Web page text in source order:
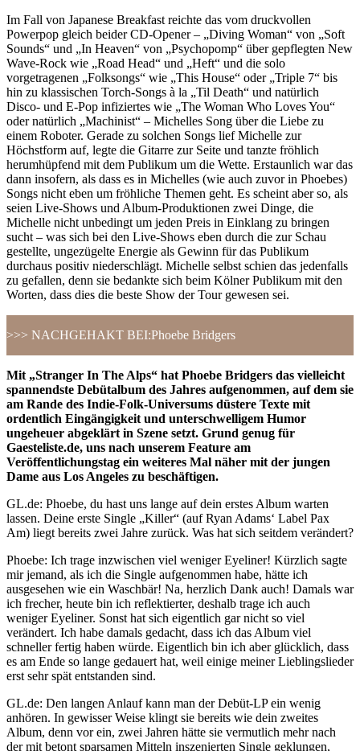
Im Fall von Japanese Breakfast reichte das vom druckvollen
Powerpop gleich beider CD-Opener – „Diving Woman“ von „Soft
Sounds“ und „In Heaven“ von „Psychopomp“ über gepflegten New
Wave-Rock wie „Road Head“ und „Heft“ und die solo
vorgetragenen „Folksongs“ wie „This House“ oder „Triple 7“ bis
hin zu klassischen Torch-Songs à la „Til Death“ und natürlich
Disco- und E-Pop infiziertes wie „The Woman Who Loves You“
oder natürlich „Machinist“ – Michelles Song über die Liebe zu
einem Roboter. Gerade zu solchen Songs lief Michelle zur
Höchstform auf, legte die Gitarre zur Seite und tanzte fröhlich
herumhüpfend mit dem Publikum um die Wette. Erstaunlich war das
dann insofern, als dass es in Michelles (wie auch zuvor in Phoebes)
Songs nicht eben um fröhliche Themen geht. Es scheint aber so, als
seien Live-Shows und Album-Produktionen zwei Dinge, die
Michelle nicht unbedingt um jeden Preis in Einklang zu bringen
sucht – was sich bei den Live-Shows eben durch die zur Schau
gestellte, ungezügelte Energie als Gewinn für das Publikum
durchaus positiv niederschlägt. Michelle selbst schien das jedenfalls
zu gefallen, denn sie bedankte sich beim Kölner Publikum mit den
Worten, dass dies die beste Show der Tour gewesen sei.
>>> NACHGEHAKT BEI:Phoebe Bridgers
Mit „Stranger In The Alps“ hat Phoebe Bridgers das vielleicht
spannendste Debütalbum des Jahres aufgenommen, auf dem sie
am Rande des Indie-Folk-Universums düstere Texte mit
ordentlich Eingängigkeit und unterschwelligem Humor
ungeheuer abgeklärt in Szene setzt. Grund genug für
Gaesteliste.de, uns nach unserem Feature am
Veröffentlichungstag ein weiteres Mal näher mit der jungen
Dame aus Los Angeles zu beschäftigen.
GL.de: Phoebe, du hast uns lange auf dein erstes Album warten
lassen. Deine erste Single „Killer“ (auf Ryan Adams‘ Label Pax
Am) liegt bereits zwei Jahre zurück. Was hat sich seitdem verändert?
Phoebe: Ich trage inzwischen viel weniger Eyeliner! Kürzlich sagte
mir jemand, als ich die Single aufgenommen habe, hätte ich
ausgesehen wie ein Waschbär! Na, herzlich Dank auch! Damals war
ich frecher, heute bin ich reflektierter, deshalb trage ich auch
weniger Eyeliner. Sonst hat sich eigentlich gar nicht so viel
verändert. Ich habe damals gedacht, dass ich das Album viel
schneller fertig haben würde. Eigentlich bin ich aber glücklich, dass
es am Ende so lange gedauert hat, weil einige meiner Lieblingslieder
erst sehr spät entstanden sind.
GL.de: Den langen Anlauf kann man der Debüt-LP ein wenig
anhören. In gewisser Weise klingt sie bereits wie dein zweites
Album, denn vor ein, zwei Jahren hätte sie vermutlich mehr nach
der mit betont sparsamen Mitteln inszenierten Single geklungen,